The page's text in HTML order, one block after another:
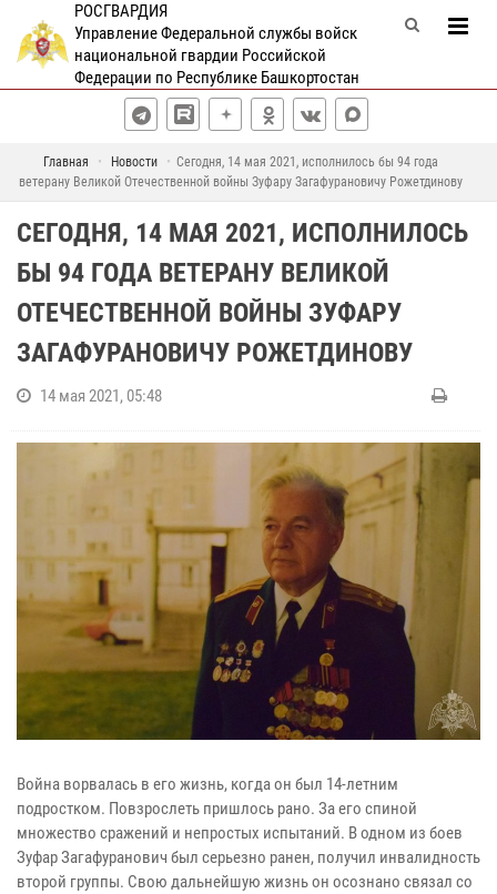
РОСГВАРДИЯ
Управление Федеральной службы войск
национальной гвардии Российской
Федерации по Республике Башкортостан
Главная Новости
Сегодня, 14 мая 2021, исполнилось бы 94 года
ветерану Великой Отечественной войны Зуфару Загафурановичу Рожетдинову
СЕГОДНЯ, 14 МАЯ 2021, ИСПОЛНИЛОСЬ
БЫ 94 ГОДА ВЕТЕРАНУ ВЕЛИКОЙ
ОТЕЧЕСТВЕННОЙ ВОЙНЫ ЗУФАРУ
ЗАГАФУРАНОВИЧУ РОЖЕТДИНОВУ
14 мая 2021, 05:48
Война ворвалась в его жизнь, когда он был 14-летним
подростком. Повзрослеть пришлось рано. За его спиной
множество сражений и непростых испытаний. В одном из боев
Зуфар Загафуранович был серьезно ранен, получил инвалидность
второй группы. Свою дальнейшую жизнь он осознано связал со